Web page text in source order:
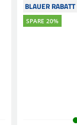
BLAUER RABATT
SPARE 20%